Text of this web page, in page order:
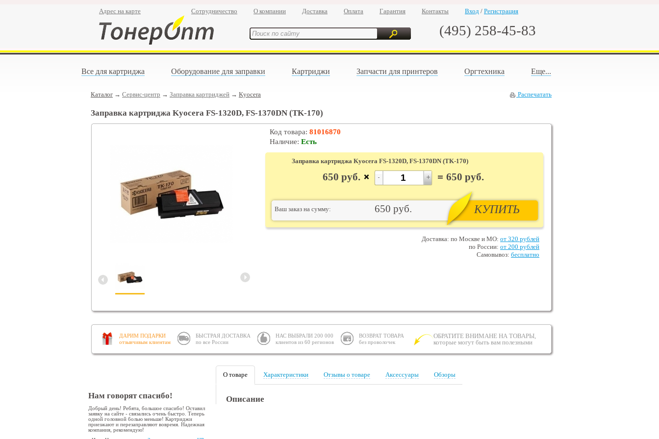
Адрес на карте Сотрудничество О компании Доставка Оплата Гарантия Контакты Вход / Регистрация
(495) 258-45-83
Все для картриджа Оборудование для заправки Картриджи Запчасти для принтеров Оргтехника Еще...
Распечатать
Каталог → Сервис-центр → Заправка картриджей → Kyocera
Заправка картриджа Kyocera FS-1320D, FS-1370DN (TK-170)
Код товара: 81016870
Наличие: Есть
Заправка картриджа Kyocera FS-1320D, FS-1370DN (TK-170)
650 руб. 650 руб.
Ваш заказ на сумму: 650 руб. КУПИТЬ
Доставка: по Москве и МО: от 320 рублей
по России: от 200 рублей
Самовывоз: бесплатно
ОБРАТИТЕ ВНИМАНЕ НА ТОВАРЫ,
которые могут быть вам полезными
ДАРИМ ПОДАРКИ
отзывчивым клиентам
БЫСТРАЯ ДОСТАВКА
по все России
НАС ВЫБРАЛИ 200 000
клиентов из 60 регионов
ВОЗВРАТ ТОВАРА
без проволочек
Нам говорят спасибо!
Добрый день! Ребята, большое спасибо! Оставил
заявку на сайте - связались очень быстро. Теперь
одной головной болью меньше! Картриджи
приезжают и перезаправляют вовремя. Надежная
компания, рекомендую!
О товаре Характеристики Отзывы о товаре Аксессуары Обзоры
Описание